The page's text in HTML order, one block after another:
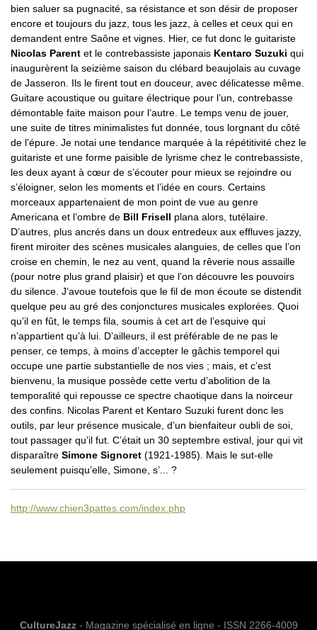
bien saluer sa pugnacité, sa résistance et son désir de proposer
encore et toujours du jazz, tous les jazz, à celles et ceux qui en
demandent entre Saône et vignes. Hier, ce fut donc le guitariste
Nicolas Parent et le contrebassiste japonais Kentaro Suzuki qui
inaugurèrent la seizième saison du clébard beaujolais au cuvage
de Jasseron. Ils le firent tout en douceur, avec délicatesse même.
Guitare acoustique ou guitare électrique pour l’un, contrebasse
démontable faite maison pour l’autre. Le temps venu de jouer,
une suite de titres minimalistes fut donnée, tous lorgnant du côté
de l’épure. Je notai une tendance marquée à la répétitivité chez le
guitariste et une forme paisible de lyrisme chez le contrebassiste,
les deux ayant à cœur de s’écouter pour mieux se rejoindre ou
s’éloigner, selon les moments et l’idée en cours. Certains
morceaux appartenaient de mon point de vue au genre
Americana et l’ombre de Bill Frisell plana alors, tutélaire.
D’autres, plus ancrés dans un doux entredeux aux effluves jazzy,
firent miroiter des scènes musicales alanguies, de celles que l’on
croise en chemin, le nez au vent, quand la rêverie nous assaille
(pour notre plus grand plaisir) et que l’on découvre les pouvoirs
du silence. J’avoue toutefois que le fil de mon écoute se distendit
quelque peu au gré des conjonctures musicales explorées. Quoi
qu’il en fût, le temps fila, soumis à cet art de l’esquive qui
n’appartient qu’à lui. D’ailleurs, il est préférable de ne pas le
penser, ce temps, à moins d’accepter le gâchis temporel qui
occupe une partie substantielle de nos vies ; mais, et c’est
bienvenu, la musique possède cette vertu d’abolition de la
temporalité qui repousse ce spectre chaotique dans la noirceur
des confins. Nicolas Parent et Kentaro Suzuki furent donc les
outils, par leur présence musicale, d’un bienfaiteur oubli de soi,
tout passager qu’il fut. C’était un 30 septembre estival, jour qui vit
disparaître Simone Signoret (1921-1985). Mais le sut-elle
seulement puisqu’elle, Simone, s’... ?
http://www.chien3pattes.com/index.php
CultureJazz- Magazine spécialisé en ligne - ISSN 2266-4009